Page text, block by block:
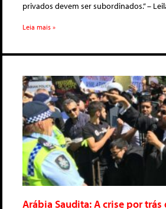
privados devem ser subordinados.” –
Leia mais »
Arábia Saudita: A crise por trás